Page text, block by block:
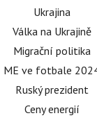
Ukrajina
Válka na Ukrajině
Migrační politika
ME ve fotbale
Ruský prezident
Ceny energií